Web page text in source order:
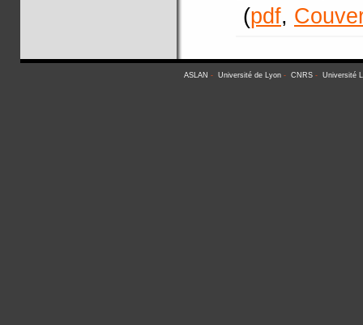
(pdf,
ASLAN - Université de Lyon- CNRS- Université